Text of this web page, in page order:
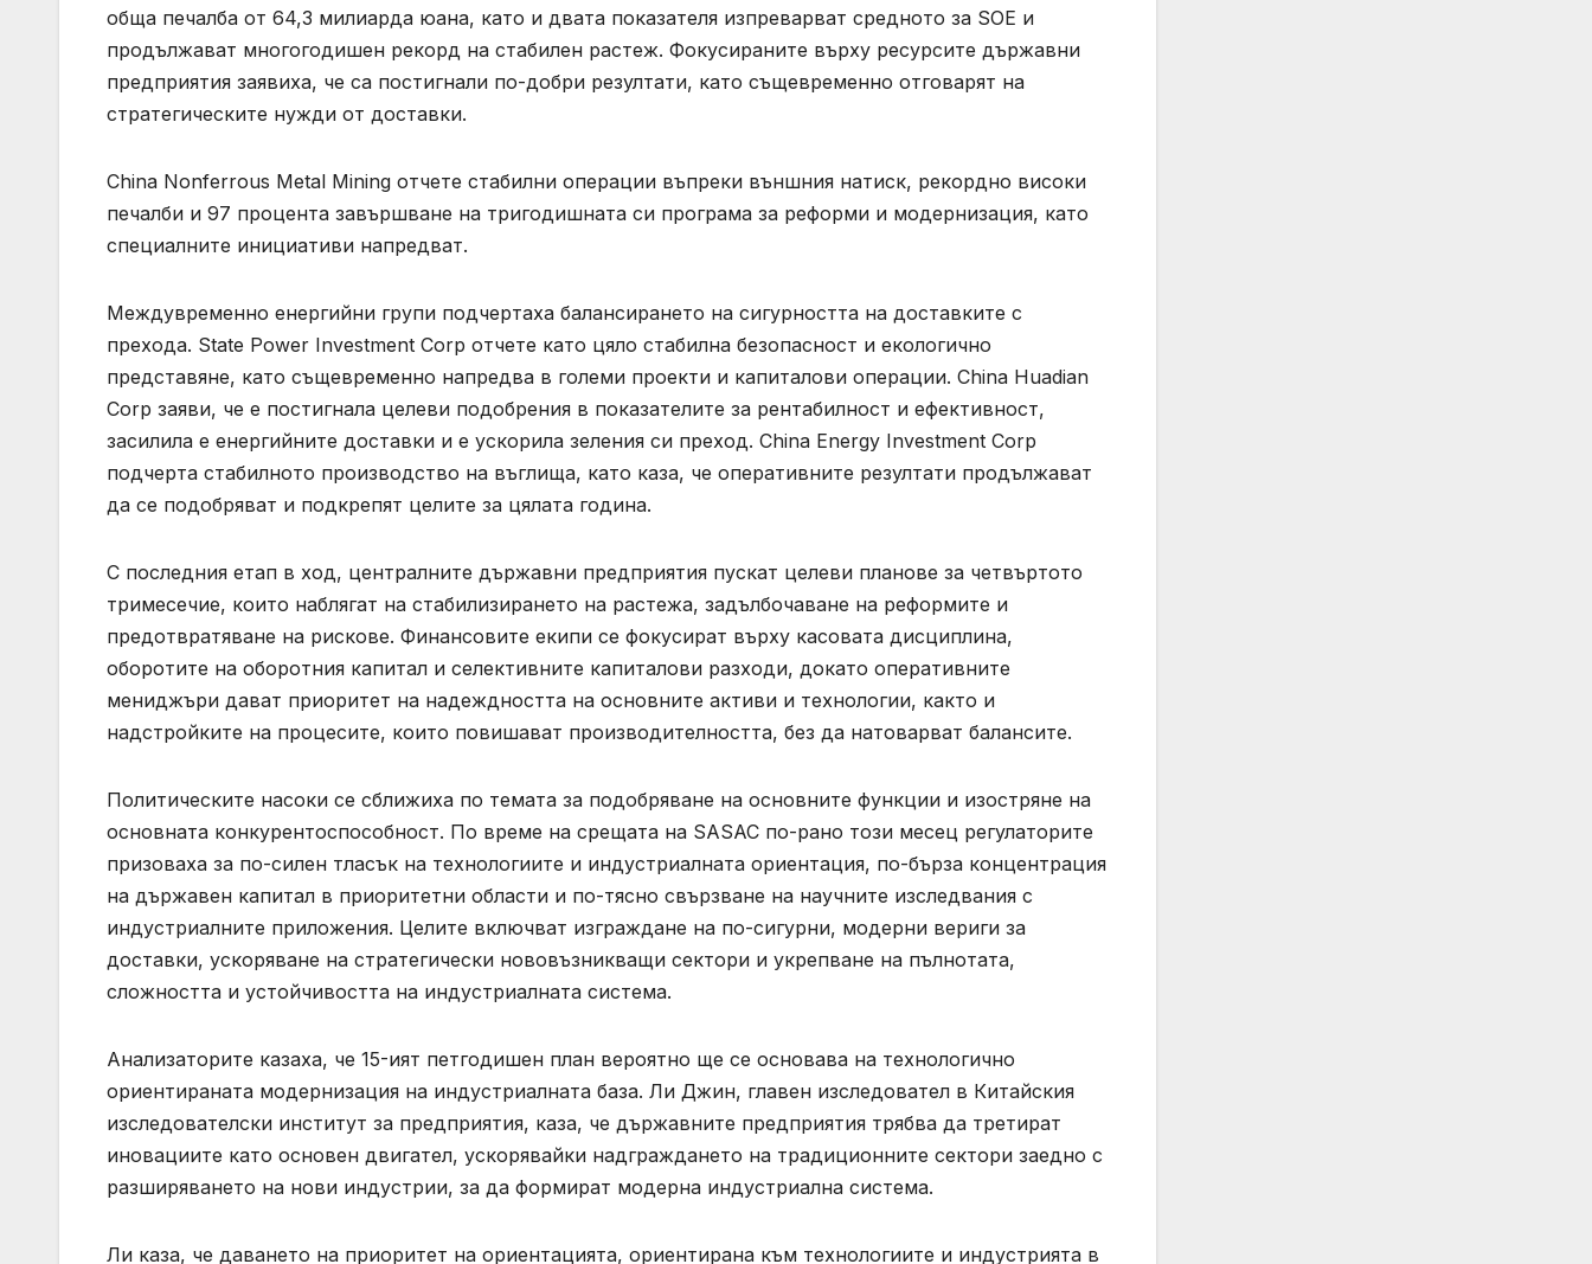
обща печалба от 64,3 милиарда юана, като и двата показателя изпреварват средното за SOE и
продължават многогодишен рекорд на стабилен растеж. Фокусираните върху ресурсите държавни
предприятия заявиха, че са постигнали по-добри резултати, като същевременно отговарят на
стратегическите нужди от доставки.
China Nonferrous Metal Mining отчете стабилни операции въпреки външния натиск, рекордно високи
печалби и 97 процента завършване на тригодишната си програма за реформи и модернизация, като
специалните инициативи напредват.
Междувременно енергийни групи подчертаха балансирането на сигурността на доставките с
прехода. State Power Investment Corp отчете като цяло стабилна безопасност и екологично
представяне, като същевременно напредва в големи проекти и капиталови операции. China Huadian
Corp заяви, че е постигнала целеви подобрения в показателите за рентабилност и ефективност,
засилила е енергийните доставки и е ускорила зеления си преход. China Energy Investment Corp
подчерта стабилното производство на въглища, като каза, че оперативните резултати продължават
да се подобряват и подкрепят целите за цялата година.
С последния етап в ход, централните държавни предприятия пускат целеви планове за четвъртото
тримесечие, които наблягат на стабилизирането на растежа, задълбочаване на реформите и
предотвратяване на рискове. Финансовите екипи се фокусират върху касовата дисциплина,
оборотите на оборотния капитал и селективните капиталови разходи, докато оперативните
мениджъри дават приоритет на надеждността на основните активи и технологии, както и
надстройките на процесите, които повишават производителността, без да натоварват балансите.
Политическите насоки се сближиха по темата за подобряване на основните функции и изостряне на
основната конкурентоспособност. По време на срещата на SASAC по-рано този месец регулаторите
призоваха за по-силен тласък на технологиите и индустриалната ориентация, по-бърза концентрация
на държавен капитал в приоритетни области и по-тясно свързване на научните изследвания с
индустриалните приложения. Целите включват изграждане на по-сигурни, модерни вериги за
доставки, ускоряване на стратегически нововъзникващи сектори и укрепване на пълнотата,
сложността и устойчивостта на индустриалната система.
Анализаторите казаха, че 15-ият петгодишен план вероятно ще се основава на технологично
ориентираната модернизация на индустриалната база. Ли Джин, главен изследовател в Китайския
изследователски институт за предприятия, каза, че държавните предприятия трябва да третират
иновациите като основен двигател, ускорявайки надграждането на традиционните сектори заедно с
разширяването на нови индустрии, за да формират модерна индустриална система.
Ли каза, че даването на приоритет на ориентацията, ориентирана към технологиите и индустрията в